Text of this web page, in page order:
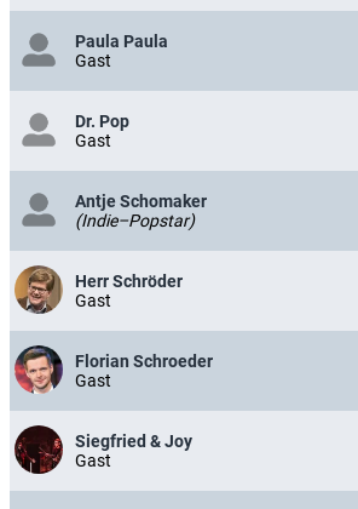
Paula Paula
Gast
Dr. Pop
Gast
Antje Schomaker
(Indie–Popstar)
Herr Schröder
Gast
Florian Schroeder
Gast
Siegfried & Joy
Gast